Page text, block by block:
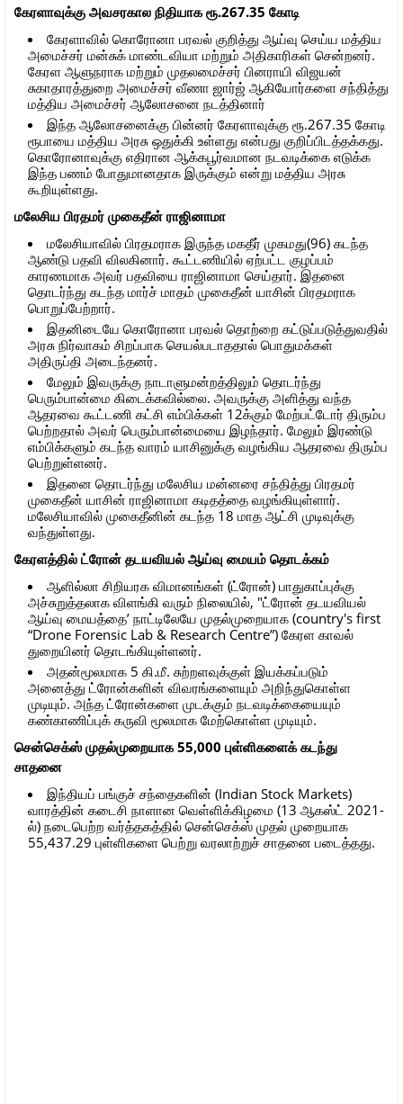
கேரளாவுக்கு அவசரகால நிதியாக ரூ.267.35 கோடி
கேரளாவில் கொரோனா பரவல் குறித்து ஆய்வு செய்ய மத்திய
அமைச்சர் மன்சுக் மாண்டவியா மற்றும் அதிகாரிகள் சென்றனர்.
கேரள ஆளுநராக மற்றும் முதலமைச்சர் பினராயி விஜயன்
சுகாதாரத்துறை அமைச்சர் வீணா ஜார்ஜ் ஆகியோர்களை சந்தித்து
மத்திய அமைச்சர் ஆலோசனை நடத்தினார்
இந்த ஆலோசனைக்கு பின்னர் கேரளாவுக்கு ரூ.267.35 கோடி
ரூபாயை மத்திய அரசு ஒதுக்கி உள்ளது என்பது குறிப்பிடத்தக்கது.
கொரோனாவுக்கு எதிரான ஆக்கபூர்வமான நடவடிக்கை எடுக்க
இந்த பணம் போதுமானதாக இருக்கும் என்று மத்திய அரசு
கூறியுள்ளது.
மலேசிய பிரதமர் முகைதீன் ராஜினாமா
மலேசியாவில் பிரதமராக இருந்த மகதீர் முகமது(96) கடந்த
ஆண்டு பதவி விலகினார். கூட்டணியில் ஏற்பட்ட குழப்பம்
காரணமாக அவர் பதவியை ராஜினாமா செய்தார். இதனை
தொடர்ந்து கடந்த மார்ச் மாதம் முகைதீன் யாசின் பிரதமராக
பொறுப்பேற்றார்.
இதனிடையே கொரோனா பரவல் தொற்றை கட்டுப்படுத்துவதில்
அரசு நிர்வாகம் சிறப்பாக செயல்படாததால் பொதுமக்கள்
அதிருப்தி அடைந்தனர்.
மேலும் இவருக்கு நாடாளுமன்றத்திலும் தொடர்ந்து
பெரும்பான்மை கிடைக்கவில்லை. அவருக்கு அளித்து வந்த
ஆதரவை கூட்டணி கட்சி எம்பிக்கள் 12க்கும் மேற்பட்டோர் திரும்ப
பெற்றதால் அவர் பெரும்பான்மையை இழந்தார். மேலும் இரண்டு
எம்பிக்களும் கடந்த வாரம் யாசினுக்கு வழங்கிய ஆதரவை திரும்ப
பெற்றுள்ளனர்.
இதனை தொடர்ந்து மலேசிய மன்னரை சந்தித்து பிரதமர்
முகைதீன் யாசின் ராஜினாமா கடிதத்தை வழங்கியுள்ளார்.
மலேசியாவில் முகைதீனின் கடந்த 18 மாத ஆட்சி முடிவுக்கு
வந்துள்ளது.
கேரளத்தில் ட்ரோன் தடயவியல் ஆய்வு மையம் தொடக்கம்
ஆளில்லா சிறியரக விமானங்கள் (ட்ரோன்) பாதுகாப்புக்கு
அச்சுறுத்தலாக விளங்கி வரும் நிலையில், "ட்ரோன் தடயவியல்
ஆய்வு மையத்தை’ நாட்டிலேயே முதல்முறையாக (country's first
“Drone Forensic Lab & Research Centre”) கேரள காவல்
துறையினர் தொடங்கியுள்ளனர்.
அதன்மூலமாக 5 கி.மீ. சுற்றளவுக்குள் இயக்கப்படும்
அனைத்து ட்ரோன்களின் விவரங்களையும் அறிந்துகொள்ள
முடியும். அந்த ட்ரோன்களை முடக்கும் நடவடிக்கையையும்
கண்காணிப்புக் கருவி மூலமாக மேற்கொள்ள முடியும்.
சென்செக்ஸ் முதல்முறையாக 55,000 புள்ளிகளைக் கடந்து
சாதனை
இந்தியப் பங்குச் சந்தைகளின் (Indian Stock Markets)
வாரத்தின் கடைசி நாளான வெள்ளிக்கிழமை (13 ஆகஸ்ட் 2021-
ல்) நடைபெற்ற வர்த்தகத்தில் சென்செக்ஸ் முதல் முறையாக
55,437.29 புள்ளிகளை பெற்று வரலாற்றுச் சாதனை படைத்தது.